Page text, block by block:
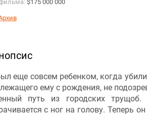
$175 000 000
еще совсем ребенком, когда
ему с рождения, не
путь из городских
с ног на голову. Теперь